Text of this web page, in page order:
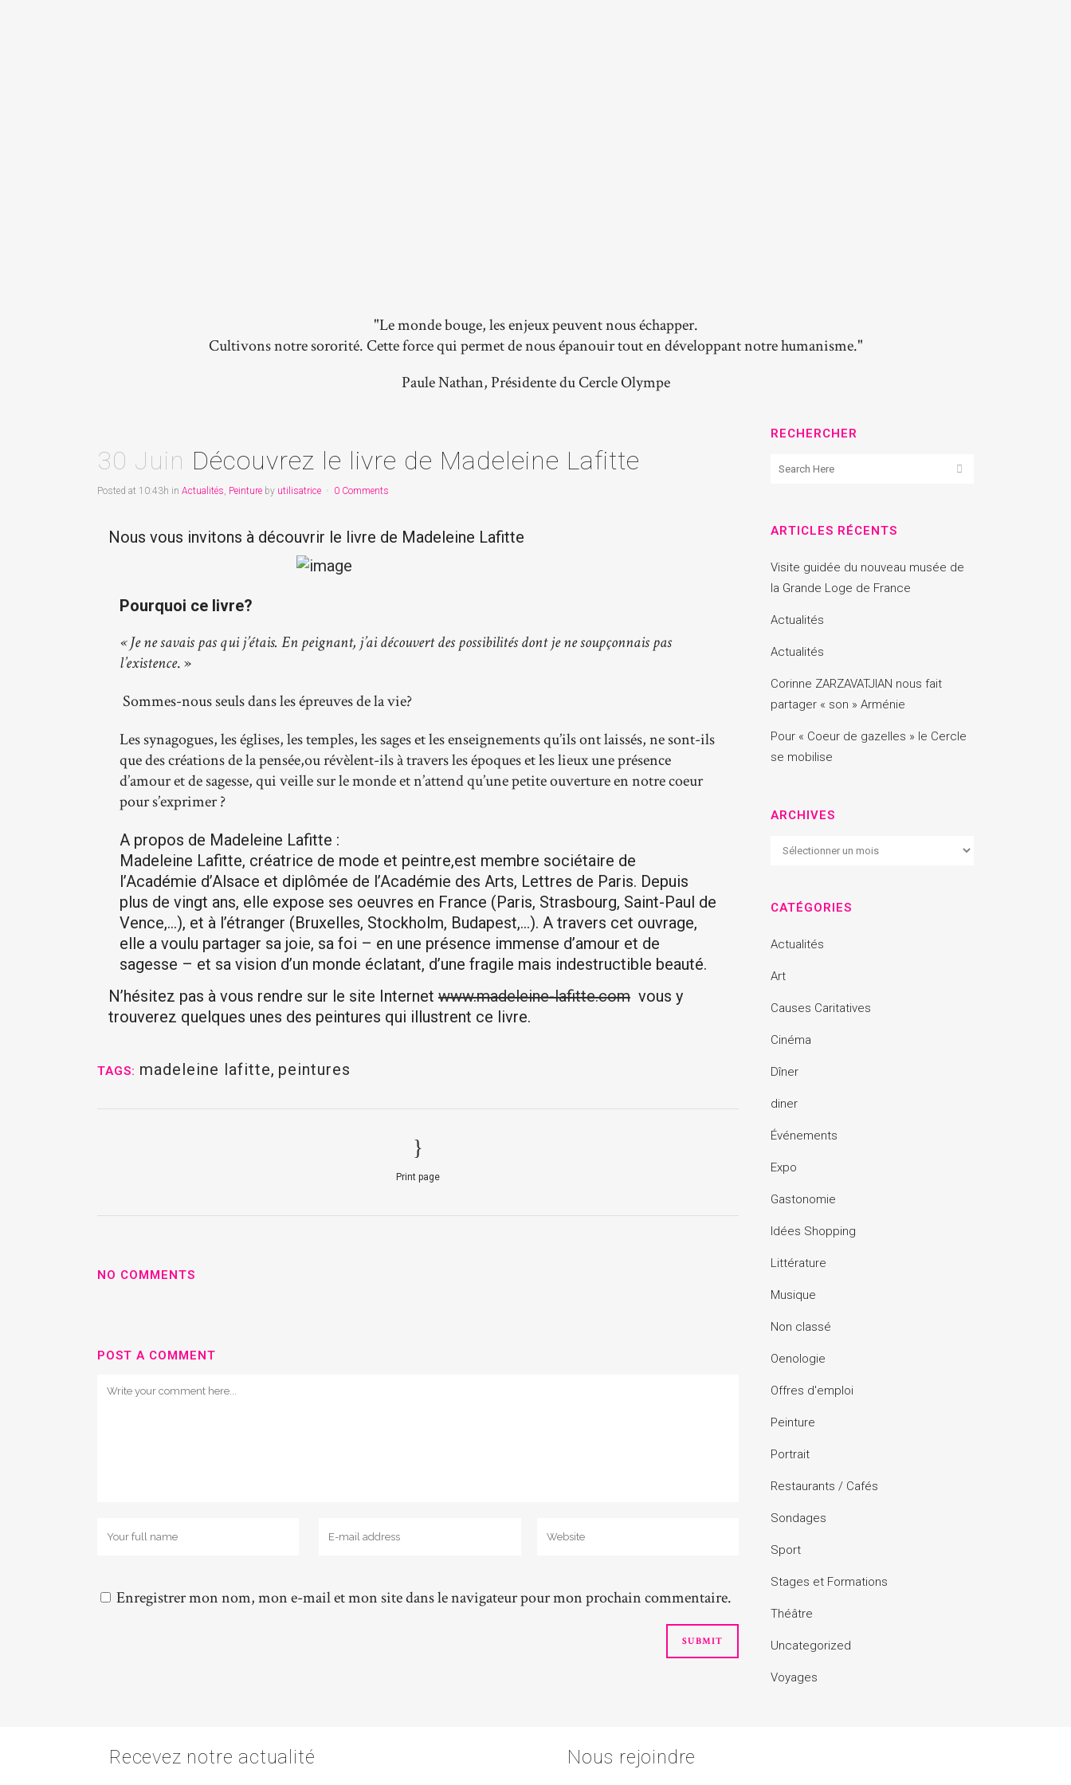
"Le monde bouge, les enjeux peuvent nous échapper.
Cultivons notre sororité. Cette force qui permet de nous épanouir tout en développant notre humanisme."
Paule Nathan, Présidente du Cercle Olympe
30 Juin Découvrez le livre de Madeleine Lafitte
Posted at 10:43h in Actualités, Peinture by utilisatrice 0 Comments
Nous vous invitons à découvrir le livre de Madeleine Lafitte
Pourquoi ce livre?
« Je ne savais pas qui j’étais. En peignant, j’ai découvert des possibilités dont je ne soupçonnais pas
l’existence. »
Sommes-nous seuls dans les épreuves de la vie?
Les synagogues, les églises, les temples, les sages et les enseignements qu’ils ont laissés, ne sont-ils
que des créations de la pensée,ou révèlent-ils à travers les époques et les lieux une présence
d’amour et de sagesse, qui veille sur le monde et n’attend qu’une petite ouverture en notre coeur
pour s’exprimer ?
A propos de Madeleine Lafitte :
Madeleine Lafitte, créatrice de mode et peintre,est membre sociétaire de
l’Académie d’Alsace et diplômée de l’Académie des Arts, Lettres de Paris. Depuis
plus de vingt ans, elle expose ses oeuvres en France (Paris, Strasbourg, Saint-Paul de
Vence,…), et à l’étranger (Bruxelles, Stockholm, Budapest,…). A travers cet ouvrage,
elle a voulu partager sa joie, sa foi – en une présence immense d’amour et de
sagesse – et sa vision d’un monde éclatant, d’une fragile mais indestructible beauté.
N’hésitez pas à vous rendre sur le site Internet www.madeleine-lafitte.com vous y
trouverez quelques unes des peintures qui illustrent ce livre.
TAGS: madeleine lafitte, peintures
Print page
NO COMMENTS
POST A COMMENT
Enregistrer mon nom, mon e-mail et mon site dans le navigateur pour mon prochain commentaire.
RECHERCHER
ARTICLES RÉCENTS
Visite guidée du nouveau musée de
la Grande Loge de France
Actualités
Actualités
Corinne ZARZAVATJIAN nous fait
partager « son » Arménie
Pour « Coeur de gazelles » le Cercle
se mobilise
ARCHIVES
Archives
CATÉGORIES
Actualités
Art
Causes Caritatives
Cinéma
Dîner
diner
Événements
Expo
Gastonomie
Idées Shopping
Littérature
Musique
Non classé
Oenologie
Offres d'emploi
Peinture
Portrait
Restaurants / Cafés
Sondages
Sport
Stages et Formations
Théâtre
Uncategorized
Voyages
Recevez notre actualité Nous rejoindre